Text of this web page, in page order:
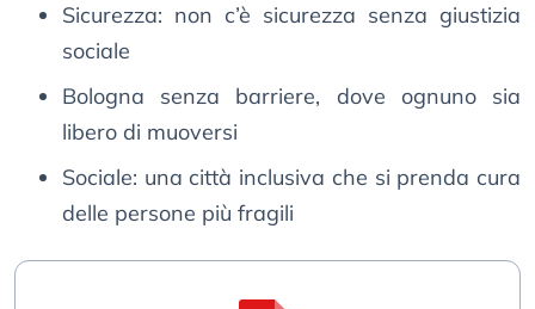
Sicurezza: non c’è sicurezza senza giustizia
sociale
Bologna senza barriere, dove ognuno sia
libero di muoversi
Sociale: una città inclusiva che si prenda cura
delle persone più fragili